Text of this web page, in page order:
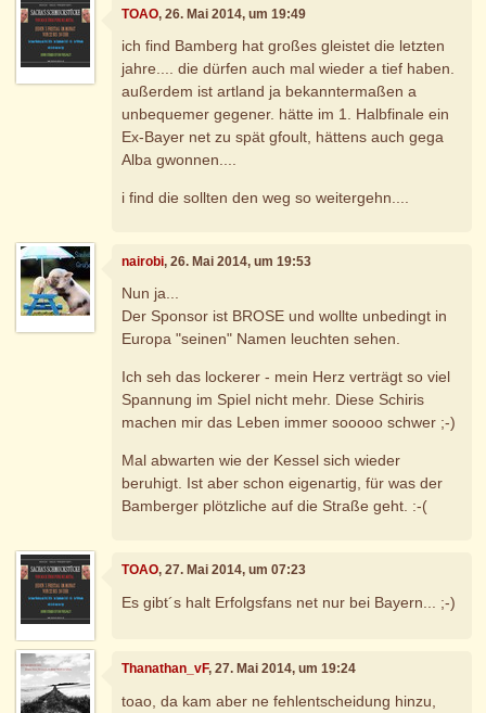
TOAO, 26. Mai 2014, um 19:49
ich find Bamberg hat großes gleistet die letzten
jahre.... die dürfen auch mal wieder a tief haben.
außerdem ist artland ja bekanntermaßen a
unbequemer gegener. hätte im 1. Halbfinale ein
Ex-Bayer net zu spät gfoult, hättens auch gega
Alba gwonnen....
i find die sollten den weg so weitergehn....
nairobi, 26. Mai 2014, um 19:53
Nun ja...
Der Sponsor ist BROSE und wollte unbedingt in
Europa "seinen" Namen leuchten sehen.
Ich seh das lockerer - mein Herz verträgt so viel
Spannung im Spiel nicht mehr. Diese Schiris
machen mir das Leben immer sooooo schwer ;-)
Mal abwarten wie der Kessel sich wieder
beruhigt. Ist aber schon eigenartig, für was der
Bamberger plötzliche auf die Straße geht. :-(
TOAO, 27. Mai 2014, um 07:23
Es gibt´s halt Erfolgsfans net nur bei Bayern... ;-)
Thanathan_vF, 27. Mai 2014, um 19:24
toao, da kam aber ne fehlentscheidung hinzu,